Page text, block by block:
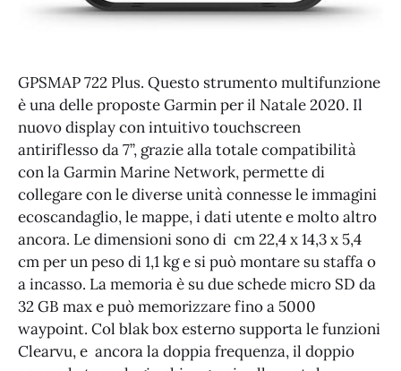
GPSMAP 722 Plus. Questo strumento multifunzione
è una delle proposte Garmin per il Natale 2020. Il
nuovo display con intuitivo touchscreen
antiriflesso da 7”, grazie alla totale compatibilità
con la Garmin Marine Network, permette di
collegare con le diverse unità connesse le immagini
ecoscandaglio, le mappe, i dati utente e molto altro
ancora. Le dimensioni sono di cm 22,4 x 14,3 x 5,4
cm per un peso di 1,1 kg e si può montare su staffa o
a incasso. La memoria è su due schede micro SD da
32 GB max e può memorizzare fino a 5000
waypoint. Col blak box esterno supporta le funzioni
Clearvu, e ancora la doppia frequenza, il doppio